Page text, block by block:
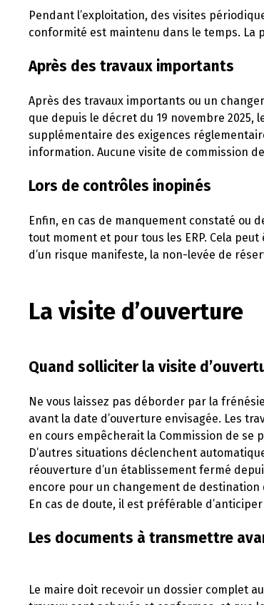
Pendant l’exploitation, des visites
conformité est maintenu dans le temps. La
Après des travaux importants
Après des travaux importants ou un
que depuis le décret du 19 novembre 2025,
supplémentaire des exigences
information. Aucune visite de commission
Lors de contrôles inopinés
Enfin, en cas de manquement constaté ou
tout moment et pour tous les ERP. Cela
d’un risque manifeste, la non-levée de
La visite d’ouverture
Quand solliciter la visite
Ne vous laissez pas déborder par la
avant la date d’ouverture envisagée. Les
en cours empêcherait la Commission de se
D’autres situations déclenchent
réouverture d’un établissement fermé
encore pour un changement de destination
En cas de doute, il est préférable
Les documents à transmettre
Le maire doit recevoir un dossier complet